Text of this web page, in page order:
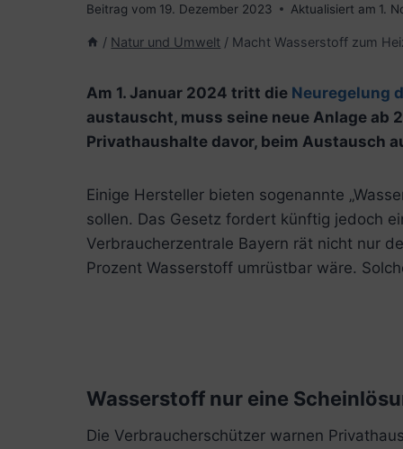
Beitrag vom 19. Dezember 2023 Aktualisiert am 1.
/ Natur und Umwelt / Macht Wasserstoff zum
Am 1. Januar 2024 tritt die Neuregelung
austauscht, muss seine neue Anlage ab
Privathaushalte davor, beim Austausch
Einige Hersteller bieten sogenannte
sollen. Das Gesetz fordert künftig jedoch
Verbraucherzentrale Bayern rät nicht nur
Prozent Wasserstoff umrüstbar wäre.
Wasserstoff nur eine
Die Verbraucherschützer warnen